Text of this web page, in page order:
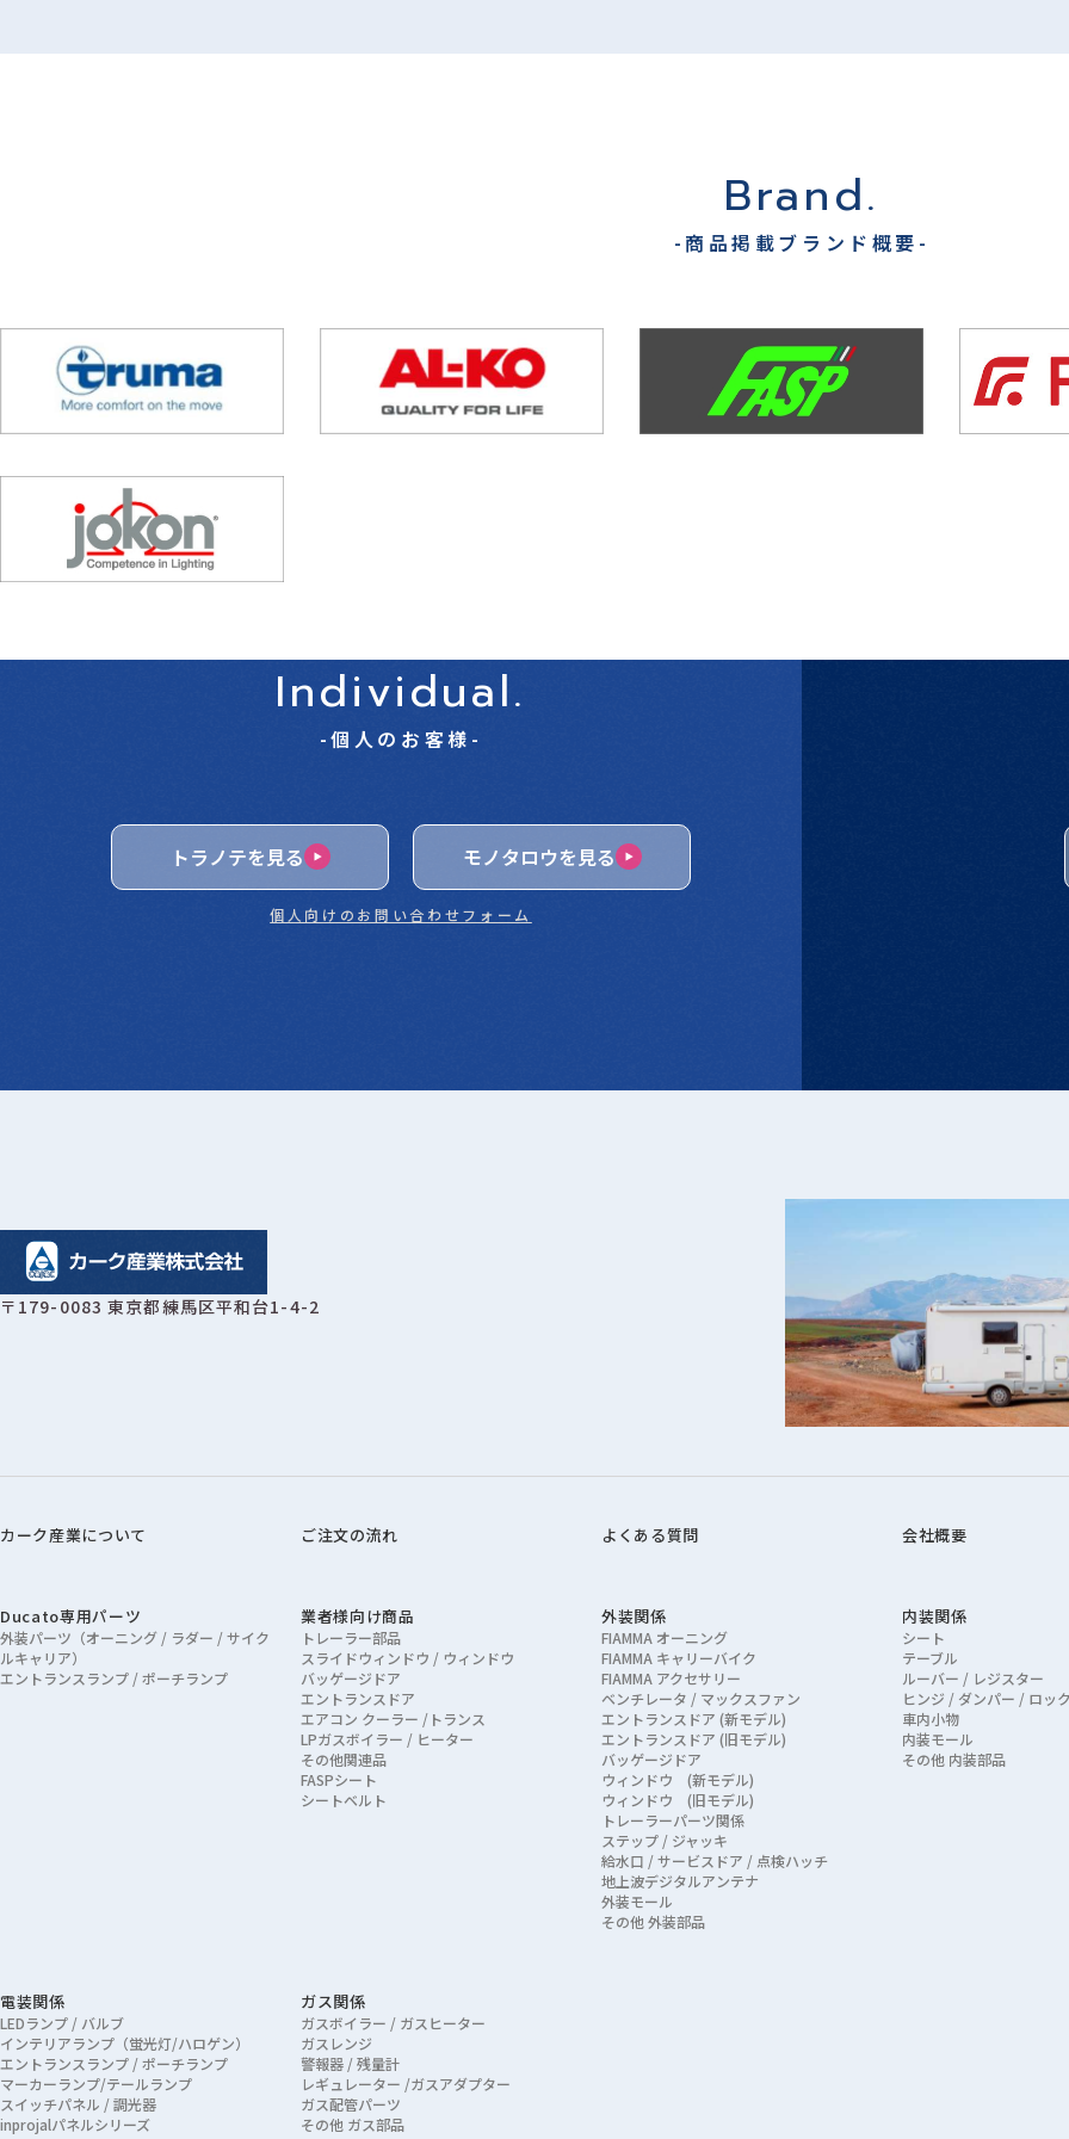
Brand.
-商品掲載ブランド概要-
Individual.
-個人のお客様-
トラノテを見る モノタロウを見る
個人向けのお問い合わせフォーム
〒179-0083 東京都練馬区平和台1-4-2
カーク産業について ご注文の流れ よくある質問 会社概要
Ducato専用パーツ
外装パーツ（オーニング / ラダー / サイク
ルキャリア）
エントランスランプ / ポーチランプ
業者様向け商品
トレーラー部品
スライドウィンドウ / ウィンドウ
バッゲージドア
エントランスドア
エアコン クーラー /トランス
LPガスボイラー / ヒーター
その他関連品
FASPシート
シートベルト
外装関係
FIAMMA オーニング
FIAMMA キャリーバイク
FIAMMA アクセサリー
ベンチレータ / マックスファン
エントランスドア (新モデル)
エントランスドア (旧モデル)
バッゲージドア
ウィンドウ (新モデル)
ウィンドウ (旧モデル)
トレーラーパーツ関係
ステップ / ジャッキ
給水口 / サービスドア / 点検ハッチ
地上波デジタルアンテナ
外装モール
その他 外装部品
内装関係
シート
テーブル
ルーバー / レジスター
ヒンジ / ダンパー / ロッ
車内小物
内装モール
その他 内装部品
電装関係
LEDランプ / バルブ
インテリアランプ（蛍光灯/ハロゲン）
エントランスランプ / ポーチランプ
マーカーランプ/テールランプ
スイッチパネル / 調光器
inprojalパネルシリーズ
ガス関係
ガスボイラー / ガスヒーター
ガスレンジ
警報器 / 残量計
レギュレーター /ガスアダプター
ガス配管パーツ
その他 ガス部品